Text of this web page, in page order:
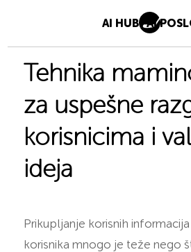
AI HUB AI
Tehnika
za uspešne
korisnicima i
ideja
Prikupljanje korisnih
korisnika mnogo je teže nego